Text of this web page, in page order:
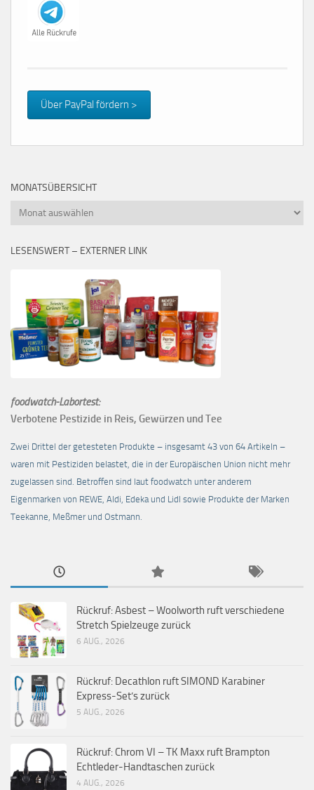
Über PayPal fördern >
MONATSÜBERSICHT
Monatsübersicht
LESENSWERT – EXTERNER LINK
foodwatch-Labortest:
Verbotene Pestizide in Reis, Gewürzen und Tee
Zwei Drittel der getesteten Produkte – insgesamt 43 von 64 Artikeln –
waren mit Pestiziden belastet, die in der Europäischen Union nicht mehr
zugelassen sind. Betroffen sind laut foodwatch unter anderem
Eigenmarken von REWE, Aldi, Edeka und Lidl sowie Produkte der Marken
Teekanne, Meßmer und Ostmann.
Rückruf: Asbest – Woolworth ruft verschiedene
Stretch Spielzeuge zurück
6 AUG., 2026
Rückruf: Decathlon ruft SIMOND Karabiner
Express-Set’s zurück
5 AUG., 2026
Rückruf: Chrom VI – TK Maxx ruft Brampton
Echtleder-Handtaschen zurück
4 AUG., 2026